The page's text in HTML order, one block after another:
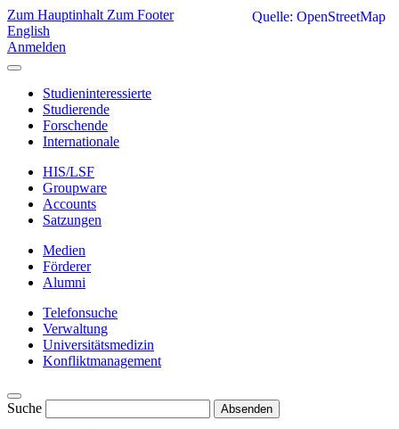
Zum Hauptinhalt Zum Footer
English
Anmelden
Studieninteressierte
Studierende
Forschende
Internationale
HIS/LSF
Groupware
Accounts
Satzungen
Medien
Förderer
Alumni
Telefonsuche
Verwaltung
Universitätsmedizin
Konfliktmanagement
Suche Absenden
Quelle: OpenStreetMap